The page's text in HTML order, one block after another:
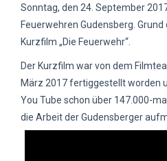
Sonntag, den 24. September
Feuerwehren Gudensberg.
Kurzfilm „Die Feuerwehr“.
Der Kurzfilm war von dem
März 2017 fertiggestellt worden
You Tube schon über 147.000-
die Arbeit der Gudensberger